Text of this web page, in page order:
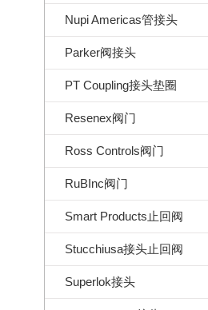
Nupi Americas管接头
Parker阀接头
PT Coupling接头垫圈
Resenex阀门
Ross Controls阀门
RuBInc阀门
Smart Products止回阀
Stucchiusa接头止回阀
Superlok接头